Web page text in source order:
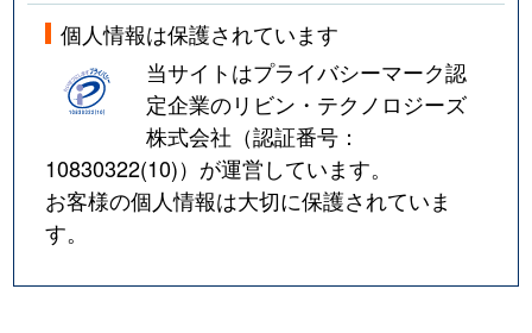
山中
49,000万円
吉沼
400万円
研究学園
2,000万円
つくば
若森
40万円 つくば
個人情報は保護されています
当サイトはプライバシーマーク認
定企業のリビン・テクノロジーズ
株式会社（認証番号：
10830322(10)）が運営しています。
お客様の個人情報は大切に保護されていま
す。